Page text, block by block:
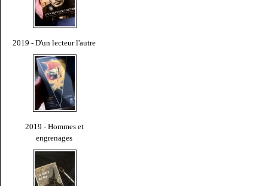
2019 - D'un lecteur l'autre
2019 - Hommes et
engrenages